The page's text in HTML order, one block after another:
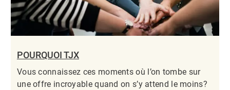
POURQUOI TJX
Vous connaissez ces moments où l’on tombe sur
une offre incroyable quand on s’y attend le moins?